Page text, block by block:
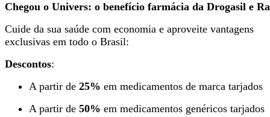
Chegou o Univers: o benefício farmácia da Drogasil e
Cuide da sua saúde com economia e aproveite vantagens
exclusivas em todo o Brasil:
Descontos:
A partir de 25% em medicamentos de marca tarjados
A partir de 50% em medicamentos genéricos tarjados